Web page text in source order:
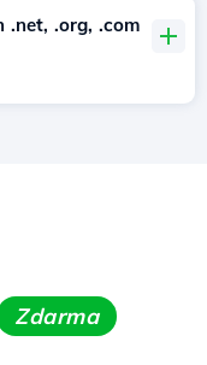
.net, .org, .com
Zdarma